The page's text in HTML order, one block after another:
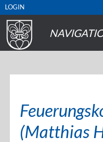
LOGIN
(Matthias